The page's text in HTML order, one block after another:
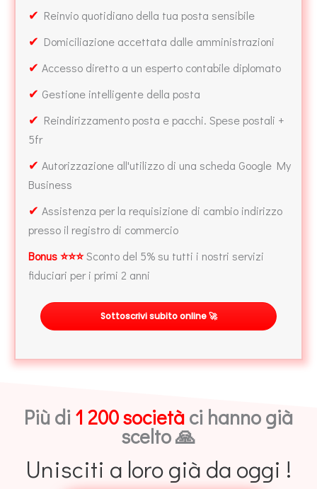
✔ Reinvio quotidiano della tua posta sensibile
✔ Domiciliazione accettata dalle amministrazioni
✔ Accesso diretto a un esperto contabile diplomato
✔ Gestione intelligente della posta
✔ Reindirizzamento posta e pacchi. Spese postali +
5fr
✔ Autorizzazione all'utilizzo di una scheda Google My
Business
✔ Assistenza per la requisizione di cambio indirizzo
presso il registro di commercio
Bonus ⭐⭐⭐Sconto del 5% su tutti i nostri servizi
fiduciari per i primi 2 anni
Sottoscrivi subito online 🚀
Più di 1 200 societàci hanno già
scelto 🙏
Unisciti a loro già da oggi !